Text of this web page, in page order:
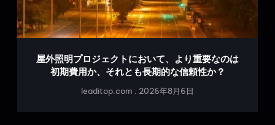
屋外照明プロジェクトにおいて、より重要なのは
初期費用か、それとも長期的な信頼性か？
leaditop.com 2026年8月6日